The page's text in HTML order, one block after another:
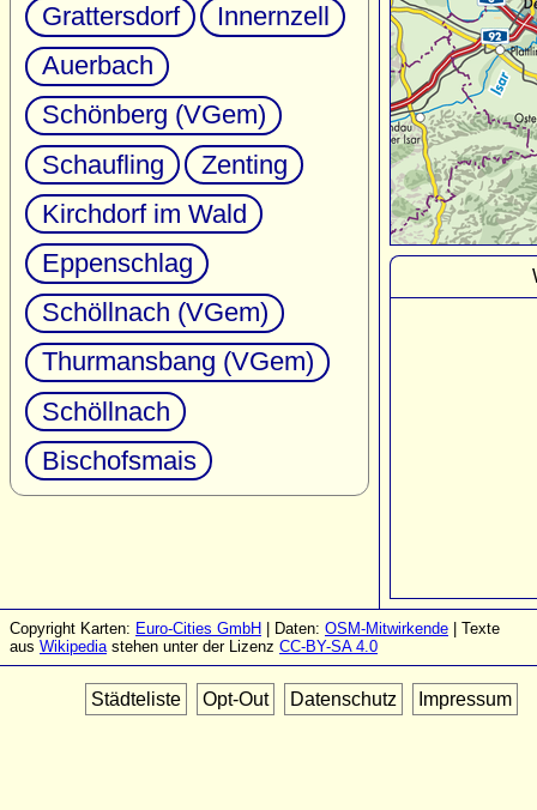
Grattersdorf
Innernzell
Auerbach
Schönberg (VGem)
Schaufling
Zenting
Kirchdorf im Wald
Eppenschlag
Schöllnach (VGem)
Thurmansbang (VGem)
Schöllnach
Bischofsmais
Copyright Karten: Euro-Cities GmbH | Daten: OSM-Mitwirkende | Texte
aus Wikipediastehen unter der Lizenz CC-BY-SA 4.0
Städteliste Opt-Out Datenschutz Impressum